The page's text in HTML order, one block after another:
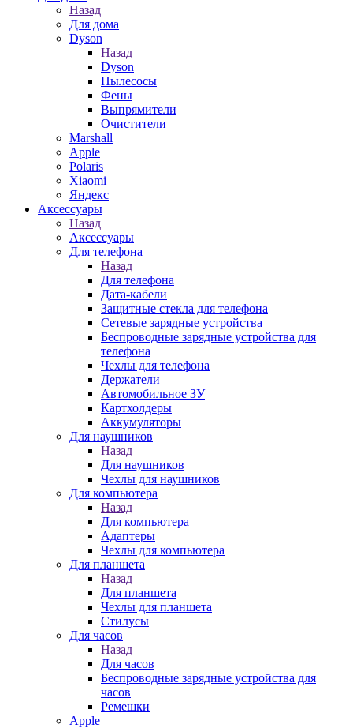
Назад
Для дома
Dyson
Назад
Dyson
Пылесосы
Фены
Выпрямители
Очистители
Marshall
Apple
Polaris
Xiaomi
Яндекс
Аксессуары
Назад
Аксессуары
Для телефона
Назад
Для телефона
Дата-кабели
Защитные стекла для телефона
Сетевые зарядные устройства
Беспроводные зарядные устройства для
телефона
Чехлы для телефона
Держатели
Автомобильное ЗУ
Картхолдеры
Аккумуляторы
Для наушников
Назад
Для наушников
Чехлы для наушников
Для компьютера
Назад
Для компьютера
Адаптеры
Чехлы для компьютера
Для планшета
Назад
Для планшета
Чехлы для планшета
Стилусы
Для часов
Назад
Для часов
Беспроводные зарядные устройства для
часов
Ремешки
Apple